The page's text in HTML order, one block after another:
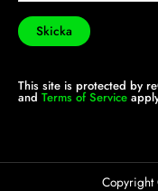
This site is protected by
and Terms of Service